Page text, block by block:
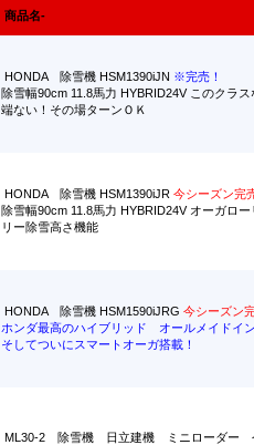
商品名-
HONDA 除雪機 HSM1390iJN ※完売！
除雪幅90cm 11.8馬力 HYBRID24V このクラ
端ない！その場ターンＯＫ
HONDA 除雪機 HSM1390iJR 今シーズン完
除雪幅90cm 11.8馬力 HYBRID24V オーガロ
リー除雪高さ機能
HONDA 除雪機 HSM1590iJRG 今シーズン
ホンダ最高のハイブリッド オールメイド
そしてついにスマートオーガ搭載！
ML30-2 除雪機 日立建機 ミニローダー